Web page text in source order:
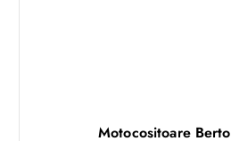
Motocositoare